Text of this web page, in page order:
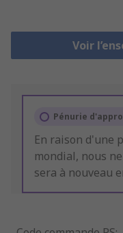
Voir
Pénurie
En raison d'une
mondial, nous
sera à nouveau